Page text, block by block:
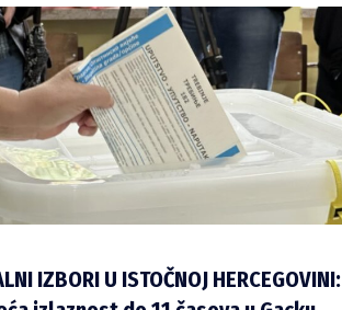
IZBORI U ISTOČNOJ HERCEGOVINI: